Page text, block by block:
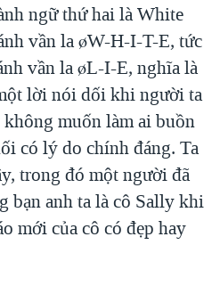
ngữ thứ hai là White
vần la øW-H-I-T-E, tức
vần la øL-I-E, nghĩa là
lời nói dối khi người ta
muốn làm ai buồn
có lý do chính đáng. Ta
trong đó một người đã
bạn anh ta là cô Sally khi
mới của cô có đẹp hay